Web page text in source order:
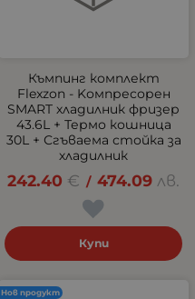
Къмпинг комплект
Flexzon - Kомпресорен
SMART хладилник фризер
43.6L + Термо кошница
30L + Сгъваема стойка за
хладилник
242.40 € / 474.09 лв.
Купи
Нов продукт